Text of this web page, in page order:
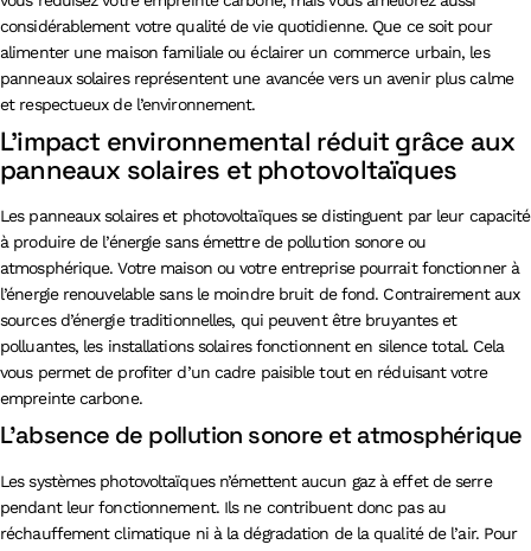
considérablement votre qualité de vie quotidienne. Que ce soit pour
alimenter une maison familiale ou éclairer un commerce urbain, les
panneaux solaires représentent une avancée vers un avenir plus calme
et respectueux de l’environnement.
L’impact environnemental réduit grâce aux
panneaux solaires et photovoltaïques
Les panneaux solaires et photovoltaïques se distinguent par leur capacité
à produire de l’énergie sans émettre de pollution sonore ou
atmosphérique. Votre maison ou votre entreprise pourrait fonctionner à
l’énergie renouvelable sans le moindre bruit de fond. Contrairement aux
sources d’énergie traditionnelles, qui peuvent être bruyantes et
polluantes, les installations solaires fonctionnent en silence total. Cela
vous permet de profiter d’un cadre paisible tout en réduisant votre
empreinte carbone.
L’absence de pollution sonore et atmosphérique
Les systèmes photovoltaïques n’émettent aucun gaz à effet de serre
pendant leur fonctionnement. Ils ne contribuent donc pas au
réchauffement climatique ni à la dégradation de la qualité de l’air. Pour